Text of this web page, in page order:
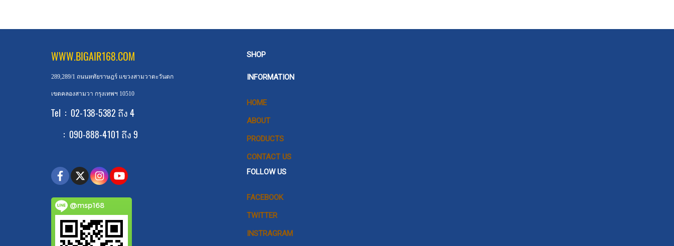
WWW.BIGAIR168.COM
289,289/1 ถนนหทัยราษฎร์ แขวงสามวาตะวันตก
เขตคลองสามวา กรุงเทพฯ 10510
Tel : 02-138-5382 ถึง 4
: 090-888-4101 ถึง 9
@msp168
SHOP
INFORMATION
HOME
ABOUT
PRODUCTS
CONTACT US
FOLLOW US
FACEBOOK
TWITTER
INSTRAGRAM